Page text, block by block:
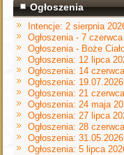
Ogłoszenia
Intencje: 2 sierpnia
Ogłoszenia - 7
Ogłoszenia - Boże
Ogłoszenia: 12 lipca
Ogłoszenia: 14
Ogłoszenia: 19.07.2026
Ogłoszenia: 21
Ogłoszenia: 24 maja
Ogłoszenia: 27 lipca
Ogłoszenia: 28
Ogłoszenia: 31.05.2026
Ogłoszenia: 5 lipca